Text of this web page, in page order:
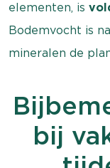
elementen, is
Bodemvocht is
mineralen de
bij